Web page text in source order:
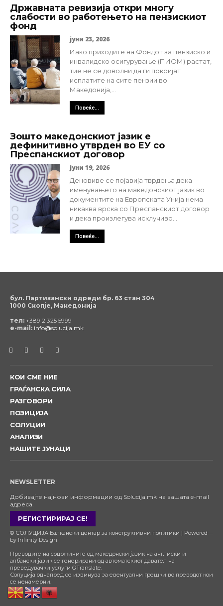
Државната ревизија откри многу
слабости во работењето на пензискиот
фонд
јуни 23, 2026
Иако приходите на Фондот за пензиско и
инвалидско осигурување (ПИОМ) растат,
тие не се доволни да ги покријат
исплатите на сите пензии во
Македонија,...
Повеќе...
Зошто македонскиот јазик е
дефинитивно утврден во ЕУ со
Преспанскиот договор
јуни 19, 2026
Деновиве се појавија тврдења дека
именувањето на македонскиот јазик во
документите на Европската Унија нема
никаква врска со Преспанскиот договор
и дека произлегува исклучиво...
Повеќе...
бул. Партизански одреди бр. 63 стан 304
1000 Скопје, Македонија
тел: +389 2 325 5999
e-mail: info@solucija.mk
КОИ СМЕ НИЕ
ГРАЃАНСКА СИЛА
РАЗГОВОРИ
ПОЗИЦИЈА
СОЛУЦИИ
АНАЛИЗИ
НАШИТЕ ЈУНАЦИ
NEWSLETTER
Добивајте најнови информации од Solucija.mk на вашата e-mail
адреса.
РЕГИСТИРИРАЈ СЕ!
© СОЛУЦИЈА Балкански центар за конструктивни политики | Powered
by Infinity Design
Преводите на содржините од македонски јазик на англиски и
албански јазик се генерирани од автоматскиот давател на
преведувачки услуги GTranslate.
Солуција однапред се извинува за евентуални грешки во преводот кои
се ненамерни.